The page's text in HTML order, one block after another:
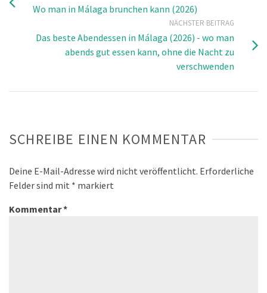
Wo man in Málaga brunchen kann (2026)
NÄCHSTER BEITRAG
Das beste Abendessen in Málaga (2026) - wo man
abends gut essen kann, ohne die Nacht zu
verschwenden
SCHREIBE EINEN KOMMENTAR
Deine E-Mail-Adresse wird nicht veröffentlicht. Erforderliche
Felder sind mit * markiert
Kommentar*